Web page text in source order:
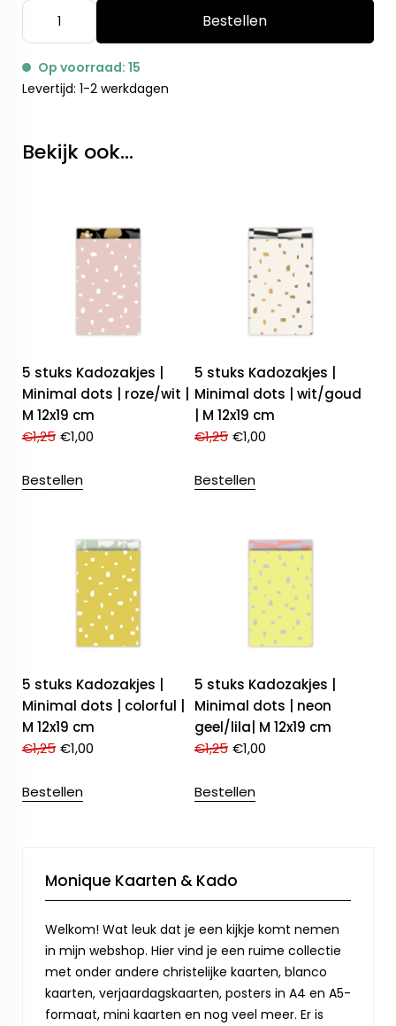
Bestellen
Op voorraad: 15
Levertijd: 1-2 werkdagen
Bekijk ook...
5 stuks Kadozakjes |
Minimal dots | roze/wit |
M 12x19 cm
€1,25 €1,00
Bestellen
5 stuks Kadozakjes |
Minimal dots | wit/goud
| M 12x19 cm
€1,25 €1,00
Bestellen
5 stuks Kadozakjes |
Minimal dots | colorful |
M 12x19 cm
€1,25 €1,00
Bestellen
5 stuks Kadozakjes |
Minimal dots | neon
geel/lila| M 12x19 cm
€1,25 €1,00
Bestellen
Monique Kaarten & Kado
Welkom! Wat leuk dat je een kijkje komt nemen
in mijn webshop. Hier vind je een ruime collectie
met onder andere christelijke kaarten, blanco
kaarten, verjaardagskaarten, posters in A4 en A5-
formaat, mini kaarten en nog veel meer. Er is